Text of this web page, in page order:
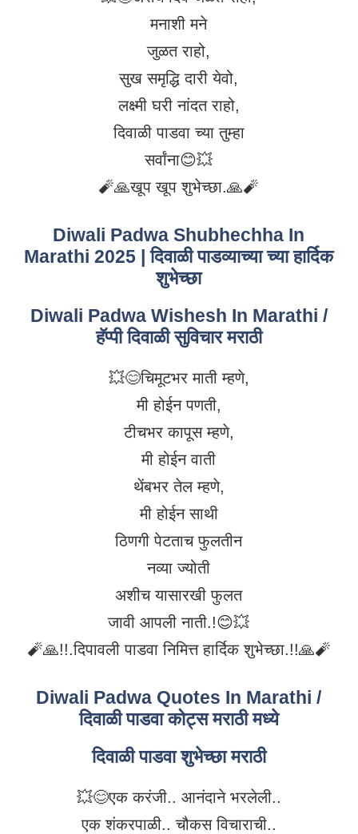
मनाशी मने
जुळत राहो,
सुख समृद्धि दारी येवो,
लक्ष्मी घरी नांदत राहो,
दिवाळी पाडवा च्या तुम्हा
सर्वांना😊💥
🧨🙏खूप खूप शुभेच्छा.🙏🧨
Diwali Padwa Shubhechha In
Marathi 2025 | दिवाळी पाडव्याच्या च्या हार्दिक
शुभेच्छा
Diwali Padwa Wishesh In Marathi /
हॅप्पी दिवाळी सुविचार मराठी
💥😊चिमूटभर माती म्हणे,
मी होईन पणती,
टीचभर कापूस म्हणे,
मी होईन वाती
थेंबभर तेल म्हणे,
मी होईन साथी
ठिणगी पेटताच फुलतीन
नव्या ज्योती
अशीच यासारखी फुलत
जावी आपली नाती.!😊💥
🧨🙏!!.दिपावली पाडवा निमित्त हार्दिक शुभेच्छा.!!🙏🧨
Diwali Padwa Quotes In Marathi /
दिवाळी पाडवा कोट्स मराठी मध्ये
दिवाळी पाडवा शुभेच्छा मराठी
💥😊एक करंजी.. आनंदाने भरलेली..
एक शंकरपाळी.. चौकस विचाराची..